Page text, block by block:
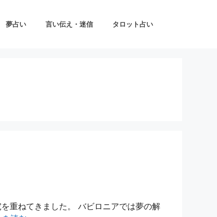
夢占い 言い伝え・迷信 タロット占い
重ねてきました。 バビロニアでは夢の解